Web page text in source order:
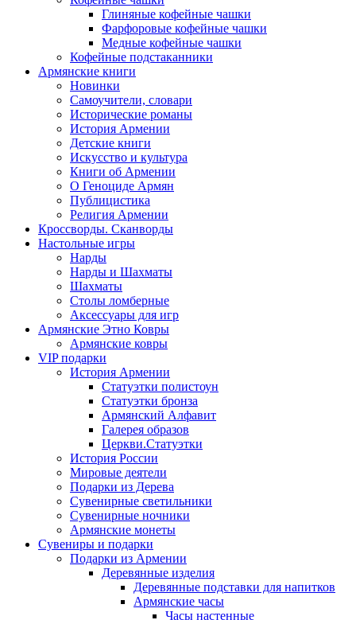
Глиняные кофейные чашки
Фарфоровые кофейные чашки
Медные кофейные чашки
Кофейные подстаканники
Армянские книги
Новинки
Самоучители, словари
Исторические романы
История Армении
Детские книги
Иcкусство и культура
Книги об Армении
О Геноциде Армян
Публицистика
Религия Армении
Кроссворды. Сканворды
Настольные игры
Нарды
Нарды и Шахматы
Шахматы
Столы ломберные
Аксессуары для игр
Армянские Этно Ковры
Армянские ковры
VIP подарки
История Армении
Статуэтки полистоун
Статуэтки бронза
Армянский Алфавит
Галерея образов
Церкви.Статуэтки
История России
Мировые деятели
Подарки из Дерева
Сувенирные светильники
Сувенирные ночники
Армянские монеты
Сувениры и подарки
Подарки из Армении
Деревянные изделия
Деревянные подставки для напитков
Армянские часы
Часы настенные